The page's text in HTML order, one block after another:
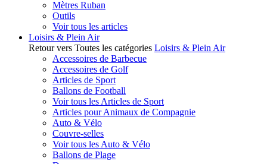
Mètres Ruban
Outils
Voir tous les articles
Loisirs & Plein Air
Retour vers Toutes les catégories Loisirs & Plein Air
Accessoires de Barbecue
Accessoires de Golf
Articles de Sport
Ballons de Football
Voir tous les Articles de Sport
Articles pour Animaux de Compagnie
Auto & Vélo
Couvre-selles
Voir tous les Auto & Vélo
Ballons de Plage